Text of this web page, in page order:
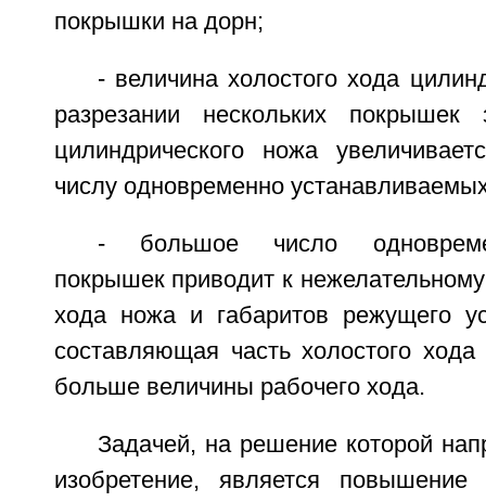
покрышки на дорн;
- величина холостого хода
разрезании нескольких
цилиндрического ножа
числу одновременно
- большое число
покрышек приводит к
хода ножа и габаритов режущего
составляющая часть холостого хода
больше величины рабочего хода.
Задачей, на решение которой
изобретение, является повышение